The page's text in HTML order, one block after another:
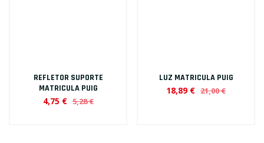
REFLETOR SUPORTE
MATRICULA PUIG
4,75 € 5,28 €
LUZ MATRICULA PUIG
18,89 € 21,00 €